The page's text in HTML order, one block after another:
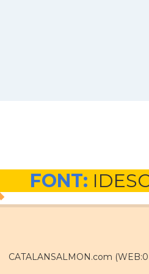
FONT:
CATALANSALMON.com